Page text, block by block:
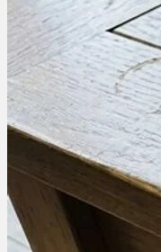
Therapien
Alle
Chronische
ADHS